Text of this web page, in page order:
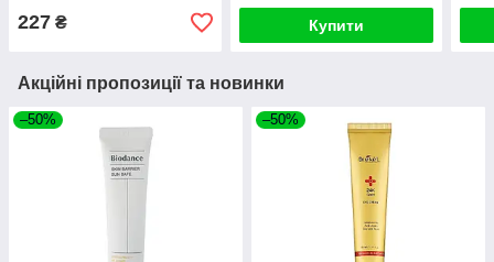
227 ₴ Купити
Акційні пропозиції та новинки
–50% –50%